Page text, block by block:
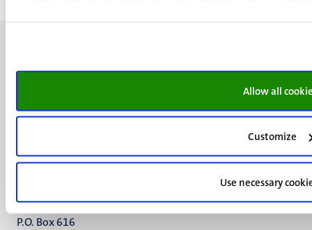
Allow all
Customize
Use necessary
Minderbroedersberg 4-6
Maastricht
UM postal address
P.O. Box 616